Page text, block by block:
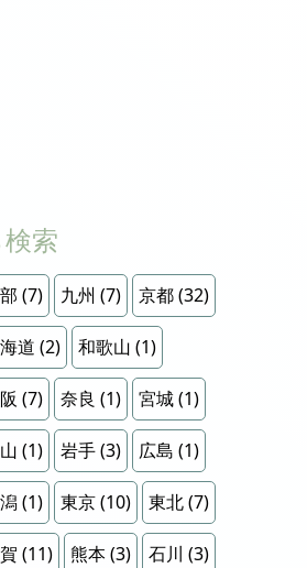
索
(7) 九州 (7) 京都(32)
道 (2) 和歌山 (1)
(7) 奈良 (1) 宮城(1)
(1) 岩手(3) 広島 (1)
(1) 東京(10) 東北(7)
(11) 熊本(3) 石川 (3)